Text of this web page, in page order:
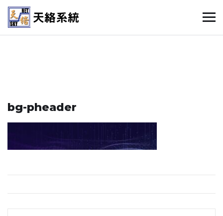
bg-pheader